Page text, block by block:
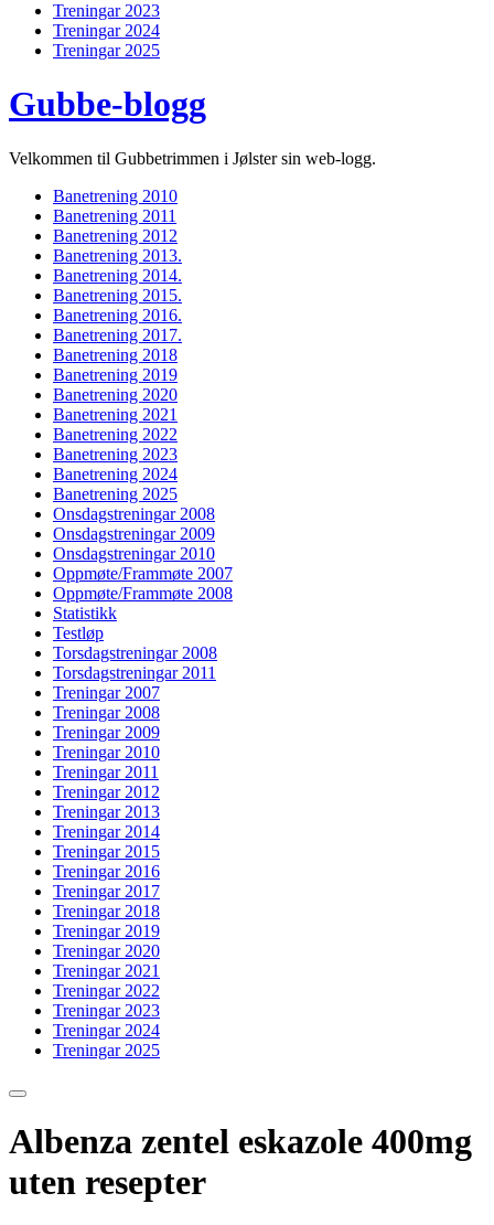
Treningar 2023
Treningar 2024
Treningar 2025
Gubbe-blogg
Velkommen til Gubbetrimmen i Jølster sin web-logg.
Banetrening 2010
Banetrening 2011
Banetrening 2012
Banetrening 2013.
Banetrening 2014.
Banetrening 2015.
Banetrening 2016.
Banetrening 2017.
Banetrening 2018
Banetrening 2019
Banetrening 2020
Banetrening 2021
Banetrening 2022
Banetrening 2023
Banetrening 2024
Banetrening 2025
Onsdagstreningar 2008
Onsdagstreningar 2009
Onsdagstreningar 2010
Oppmøte/Frammøte 2007
Oppmøte/Frammøte 2008
Statistikk
Testløp
Torsdagstreningar 2008
Torsdagstreningar 2011
Treningar 2007
Treningar 2008
Treningar 2009
Treningar 2010
Treningar 2011
Treningar 2012
Treningar 2013
Treningar 2014
Treningar 2015
Treningar 2016
Treningar 2017
Treningar 2018
Treningar 2019
Treningar 2020
Treningar 2021
Treningar 2022
Treningar 2023
Treningar 2024
Treningar 2025
Albenza zentel eskazole 400mg
uten resepter